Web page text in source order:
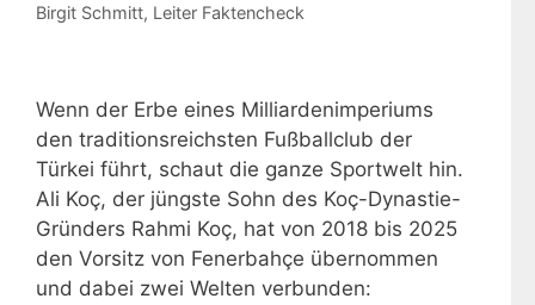
Birgit Schmitt, Leiter Faktencheck
Wenn der Erbe eines Milliardenimperiums
den traditionsreichsten Fußballclub der
Türkei führt, schaut die ganze Sportwelt hin.
Ali Koç, der jüngste Sohn des Koç-Dynastie-
Gründers Rahmi Koç, hat von 2018 bis 2025
den Vorsitz von Fenerbahçe übernommen
und dabei zwei Welten verbunden: